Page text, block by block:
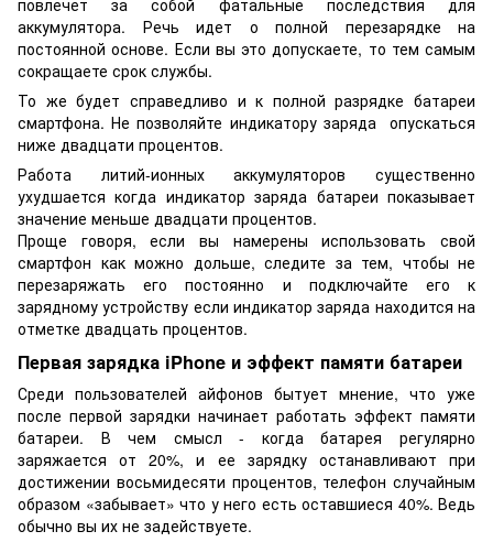
повлечет за собой фатальные последствия для
аккумулятора. Речь идет о полной перезарядке на
постоянной основе. Если вы это допускаете, то тем самым
сокращаете срок службы.
То же будет справедливо и к полной разрядке батареи
смартфона. Не позволяйте индикатору заряда опускаться
ниже двадцати процентов.
Работа литий-ионных аккумуляторов существенно
ухудшается когда индикатор заряда батареи показывает
значение меньше двадцати процентов.
Проще говоря, если вы намерены использовать свой
смартфон как можно дольше, следите за тем, чтобы не
перезаряжать его постоянно и подключайте его к
зарядному устройству если индикатор заряда находится на
отметке двадцать процентов.
Первая зарядка iPhone и эффект памяти батареи
Среди пользователей айфонов бытует мнение, что уже
после первой зарядки начинает работать эффект памяти
батареи. В чем смысл - когда батарея регулярно
заряжается от 20%, и ее зарядку останавливают при
достижении восьмидесяти процентов, телефон случайным
образом «забывает» что у него есть оставшиеся 40%. Ведь
обычно вы их не задействуете.